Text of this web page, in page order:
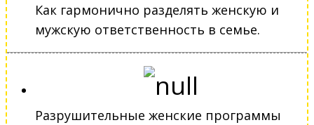
Как гармонично разделять женскую и
мужскую ответственность в семье.
Разрушительные женские программы